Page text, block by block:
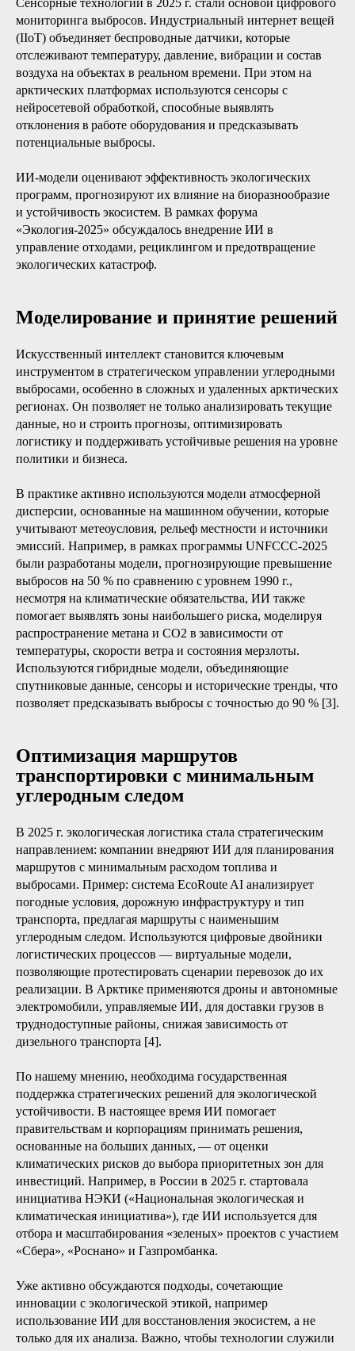
Сенсорные технологии в 2025 г. стали основой цифрового
мониторинга выбросов. Индустриальный интернет вещей
(IIoT) объединяет беспроводные датчики, которые
отслеживают температуру, давление, вибрации и состав
воздуха на объектах в реальном времени. При этом на
арктических платформах используются сенсоры с
нейросетевой обработкой, способные выявлять
отклонения в работе оборудования и предсказывать
потенциальные выбросы.
ИИ-модели оценивают эффективность экологических
программ, прогнозируют их влияние на биоразнообразие
и устойчивость экосистем. В рамках форума
«Экология-2025» обсуждалось внедрение ИИ в
управление отходами, рециклингом и предотвращение
экологических катастроф.
Моделирование и принятие решений
Искусственный интеллект становится ключевым
инструментом в стратегическом управлении углеродными
выбросами, особенно в сложных и удаленных арктических
регионах. Он позволяет не только анализировать текущие
данные, но и строить прогнозы, оптимизировать
логистику и поддерживать устойчивые решения на уровне
политики и бизнеса.
В практике активно используются модели атмосферной
дисперсии, основанные на машинном обучении, которые
учитывают метеоусловия, рельеф местности и источники
эмиссий. Например, в рамках программы UNFCCC-2025
были разработаны модели, прогнозирующие превышение
выбросов на 50 % по сравнению с уровнем 1990 г.,
несмотря на климатические обязательства, ИИ также
помогает выявлять зоны наибольшего риска, моделируя
распространение метана и CO2 в зависимости от
температуры, скорости ветра и состояния мерзлоты.
Используются гибридные модели, объединяющие
спутниковые данные, сенсоры и исторические тренды, что
позволяет предсказывать выбросы с точностью до 90 % [3].
Оптимизация маршрутов
транспортировки с минимальным
углеродным следом
В 2025 г. экологическая логистика стала стратегическим
направлением: компании внедряют ИИ для планирования
маршрутов с минимальным расходом топлива и
выбросами. Пример: система EcoRoute AI анализирует
погодные условия, дорожную инфраструктуру и тип
транспорта, предлагая маршруты с наименьшим
углеродным следом. Используются цифровые двойники
логистических процессов — виртуальные модели,
позволяющие протестировать сценарии перевозок до их
реализации. В Арктике применяются дроны и автономные
электромобили, управляемые ИИ, для доставки грузов в
труднодоступные районы, снижая зависимость от
дизельного транспорта [4].
По нашему мнению, необходима государственная
поддержка стратегических решений для экологической
устойчивости. В настоящее время ИИ помогает
правительствам и корпорациям принимать решения,
основанные на больших данных, — от оценки
климатических рисков до выбора приоритетных зон для
инвестиций. Например, в России в 2025 г. стартовала
инициатива НЭКИ («Национальная экологическая и
климатическая инициатива»), где ИИ используется для
отбора и масштабирования «зеленых» проектов с участием
«Сбера», «Роснано» и Газпромбанка.
Уже активно обсуждаются подходы, сочетающие
инновации с экологической этикой, например
использование ИИ для восстановления экосистем, а не
только для их анализа. Важно, чтобы технологии служили